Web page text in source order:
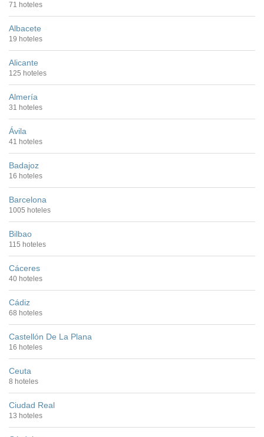
71 hoteles
Albacete
19 hoteles
Alicante
125 hoteles
Almería
31 hoteles
Ávila
41 hoteles
Badajoz
16 hoteles
Barcelona
1005 hoteles
Bilbao
115 hoteles
Cáceres
40 hoteles
Cádiz
68 hoteles
Castellón De La Plana
16 hoteles
Ceuta
8 hoteles
Ciudad Real
13 hoteles